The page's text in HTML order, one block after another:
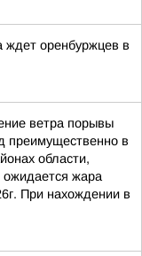
ждет оренбуржцев в
ветра порывы
преимущественно в
области,
ожидается жара
При нахождении в